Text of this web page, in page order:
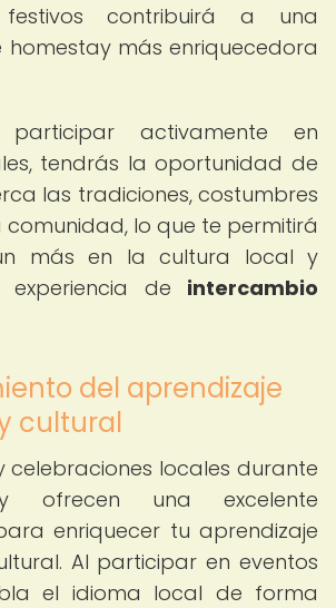
contribuirá a una
homestay más enriquecedora
activamente en
tendrás la oportunidad de
las tradiciones, costumbres
comunidad, lo que te permitirá
más en la cultura local y
experiencia de intercambio
del aprendizaje
cultural
celebraciones locales durante
ofrecen una excelente
enriquecer tu aprendizaje
Al participar en eventos
el idioma local de forma